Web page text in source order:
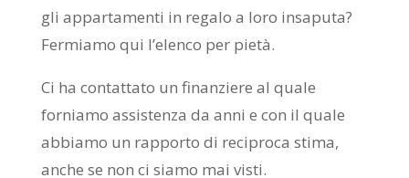
gli appartamenti in regalo a loro insaputa?
Fermiamo qui l’elenco per pietà.
Ci ha contattato un finanziere al quale
forniamo assistenza da anni e con il quale
abbiamo un rapporto di reciproca stima,
anche se non ci siamo mai visti.